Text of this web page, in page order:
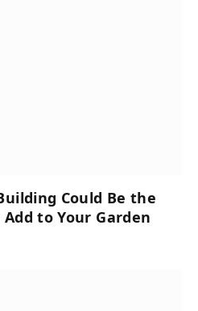
Could Be the
to Your Garden